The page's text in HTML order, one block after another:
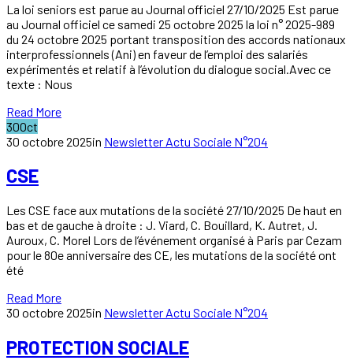
La loi seniors est parue au Journal officiel 27/10/2025 Est parue
au Journal officiel ce samedi 25 octobre 2025 la loi n° 2025-989
du 24 octobre 2025 portant transposition des accords nationaux
interprofessionnels (Ani) en faveur de l’emploi des salariés
expérimentés et relatif à l’évolution du dialogue social.Avec ce
texte : Nous
Read More
30Oct
30 octobre 2025in Newsletter Actu Sociale N°204
CSE
Les CSE face aux mutations de la société 27/10/2025 De haut en
bas et de gauche à droite : J. Viard, C. Bouillard, K. Autret, J.
Auroux, C. Morel Lors de l’événement organisé à Paris par Cezam
pour le 80e anniversaire des CE, les mutations de la société ont
été
Read More
30 octobre 2025in Newsletter Actu Sociale N°204
PROTECTION SOCIALE